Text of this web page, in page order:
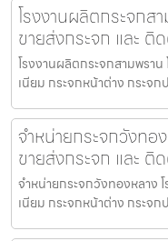
โรงงานผลิตกระจกส
ขายส่งกระจก และ
โรงงานผลิตกระจกสามพราน
เนียม กระจกหน้าต่าง กระจ
จำหน่ายกระจกวังทอ
ขายส่งกระจก และ
จำหน่ายกระจกวังทองหลาง
เนียม กระจกหน้าต่าง กระจ